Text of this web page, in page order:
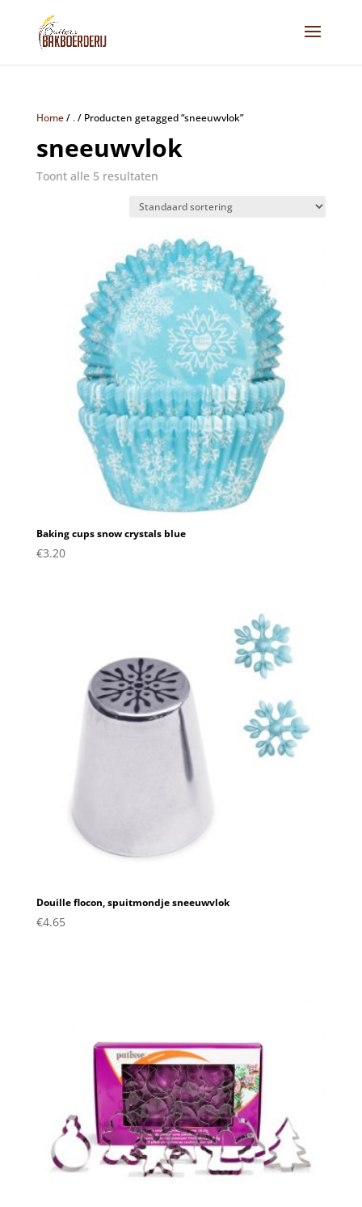
Home/ ./ Producten getagged “sneeuwvlok”
sneeuwvlok
Toont alle 5 resultaten
Baking cups snow crystals blue
€3.20
Douille flocon, spuitmondje sneeuwvlok
€4.65